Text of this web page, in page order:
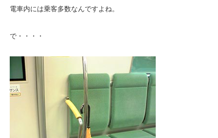
電車内には乗客多数なんですよね。
で・・・・